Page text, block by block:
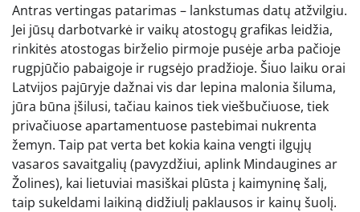
Antras vertingas patarimas – lankstumas datų atžvilgiu.
Jei jūsų darbotvarkė ir vaikų atostogų grafikas leidžia,
rinkitės atostogas birželio pirmoje pusėje arba pačioje
rugpjūčio pabaigoje ir rugsėjo pradžioje. Šiuo laiku orai
Latvijos pajūryje dažnai vis dar lepina malonia šiluma,
jūra būna įšilusi, tačiau kainos tiek viešbučiuose, tiek
privačiuose apartamentuose pastebimai nukrenta
žemyn. Taip pat verta bet kokia kaina vengti ilgųjų
vasaros savaitgalių (pavyzdžiui, aplink Mindaugines ar
Žolines), kai lietuviai masiškai plūsta į kaimyninę šalį,
taip sukeldami laikiną didžiulį paklausos ir kainų šuolį.